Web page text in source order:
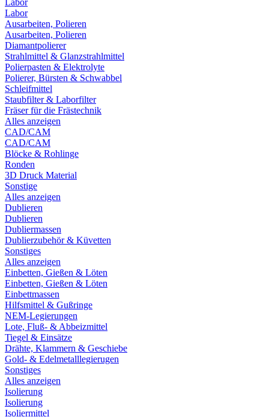
Labor
Labor
Ausarbeiten, Polieren
Ausarbeiten, Polieren
Diamantpolierer
Strahlmittel & Glanzstrahlmittel
Polierpasten & Elektrolyte
Polierer, Bürsten & Schwabbel
Schleifmittel
Staubfilter & Laborfilter
Fräser für die Frästechnik
Alles anzeigen
CAD/CAM
CAD/CAM
Blöcke & Rohlinge
Ronden
3D Druck Material
Sonstige
Alles anzeigen
Dublieren
Dublieren
Dubliermassen
Dublierzubehör & Küvetten
Sonstiges
Alles anzeigen
Einbetten, Gießen & Löten
Einbetten, Gießen & Löten
Einbettmassen
Hilfsmittel & Gußringe
NEM-Legierungen
Lote, Fluß- & Abbeizmittel
Tiegel & Einsätze
Drähte, Klammern & Geschiebe
Gold- & Edelmetalllegierugen
Sonstiges
Alles anzeigen
Isolierung
Isolierung
Isoliermittel